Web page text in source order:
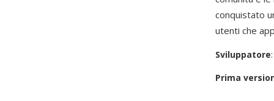
conquistato
utenti che
Sviluppatore:
Prima